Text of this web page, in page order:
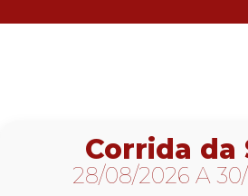
Corrida da
28/08/2026 A